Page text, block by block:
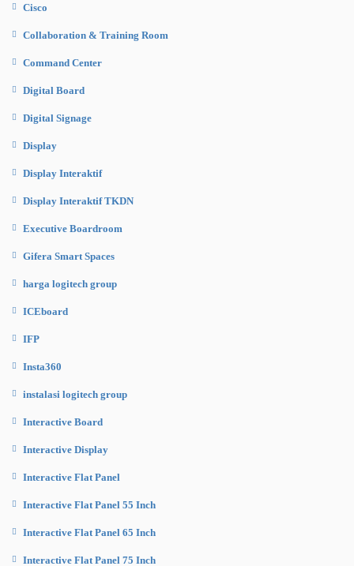
Cisco
Collaboration & Training Room
Command Center
Digital Board
Digital Signage
Display
Display Interaktif
Display Interaktif TKDN
Executive Boardroom
Gifera Smart Spaces
harga logitech group
ICEboard
IFP
Insta360
instalasi logitech group
Interactive Board
Interactive Display
Interactive Flat Panel
Interactive Flat Panel 55 Inch
Interactive Flat Panel 65 Inch
Interactive Flat Panel 75 Inch